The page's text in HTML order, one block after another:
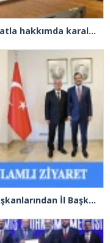
Şadi Yazıcı, “Silivri’den alınan talimatla hakkımda karalama kampanyası yürütülüyor”
AK Parti’ye katılan ilçe belediye başkanlarından İl Başkanı Özdemir’e ziyaret